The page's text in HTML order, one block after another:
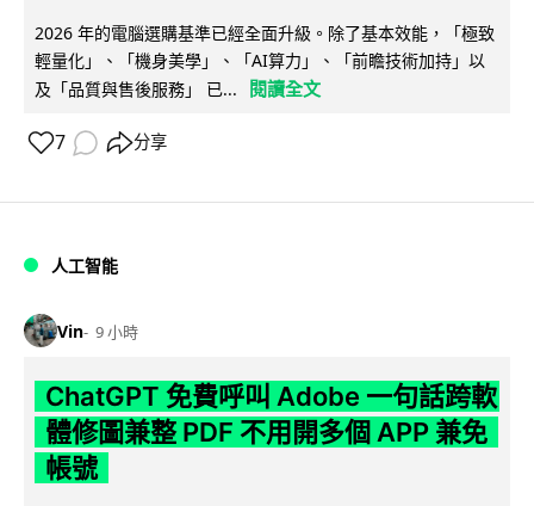
2026 年的電腦選購基準已經全面升級。除了基本效能，「極致
輕量化」、「機身美學」、「AI算力」、「前瞻技術加持」以
及「品質與售後服務」 已...
閱讀全文
7 分享
人工智能
Vin 9 小時
ChatGPT 免費呼叫 Adobe 一句話跨軟
體修圖兼整 PDF 不用開多個 APP 兼免
帳號